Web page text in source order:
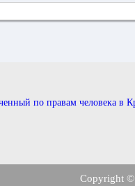
Copyright ©